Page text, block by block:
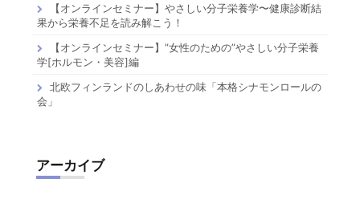
【オンラインセミナー】やさしい分子栄養学〜健康診断結
果から栄養不足を読み解こう！
【オンラインセミナー】”女性のための”やさしい分子栄養
学[ホルモン・美容]編
北欧フィンランドのしあわせの味「本格シナモンロールの
会」
アーカイブ